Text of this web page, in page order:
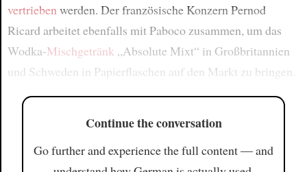
vertrieben werden. Der französische Konzern Pernod
Ricard arbeitet ebenfalls mit Paboco zusammen, um das
Wodka-Mischgetränk „Absolute Mixt“ in Großbritannien
und Schweden in Papierflaschen auf den Markt zu bringen.
Continue the conversation
Go further and experience the full content — and